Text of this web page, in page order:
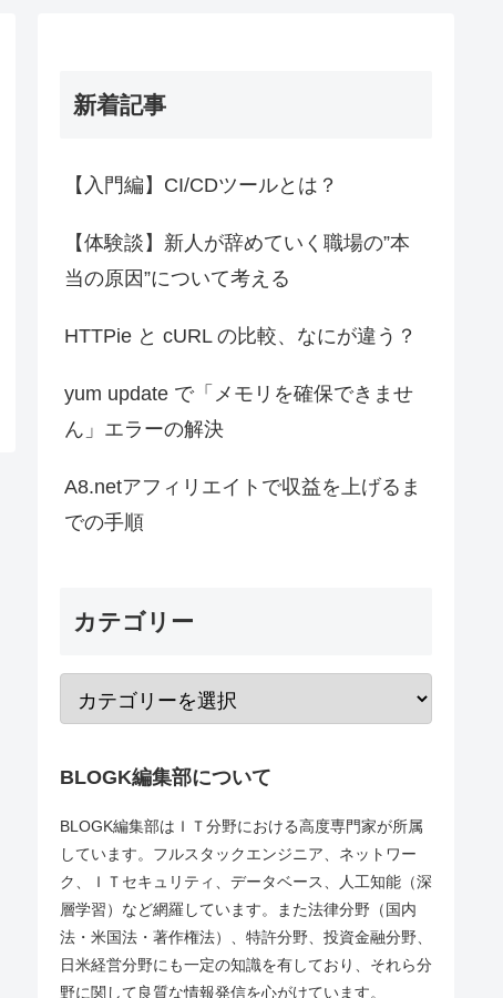
新着記事
【入門編】CI/CDツールとは？
【体験談】新人が辞めていく職場の”本
当の原因”について考える
HTTPie と cURL の比較、なにが違う？
yum update で「メモリを確保できませ
ん」エラーの解決
A8.netアフィリエイトで収益を上げるま
での手順
カテゴリー
BLOGK編集部について
BLOGK編集部はＩＴ分野における高度専門家が所属
しています。フルスタックエンジニア、ネットワー
ク、ＩＴセキュリティ、データベース、人工知能（深
層学習）など網羅しています。また法律分野（国内
法・米国法・著作権法）、特許分野、投資金融分野、
日米経営分野にも一定の知識を有しており、それら分
野に関して良質な情報発信を心がけています。